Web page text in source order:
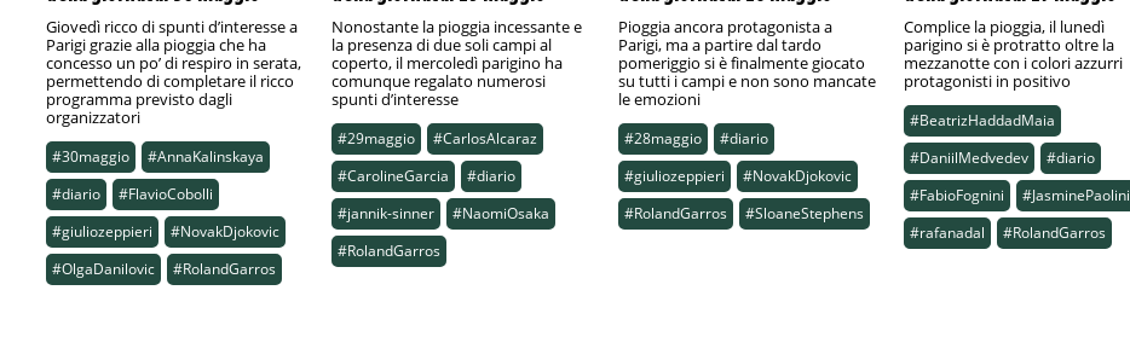
Giovedì ricco di spunti d’interesse a
Parigi grazie alla pioggia che ha
concesso un po’ di respiro in serata,
permettendo di completare il ricco
programma previsto dagli
organizzatori
#30maggio
#AnnaKalinskaya
#diario
#FlavioCobolli
#giuliozeppieri
#NovakDjokovic
#OlgaDanilovic
#RolandGarros
Nonostante la pioggia incessante e
la presenza di due soli campi al
coperto, il mercoledì parigino ha
comunque regalato numerosi
spunti d’interesse
#29maggio
#CarlosAlcaraz
#CarolineGarcia
#diario
#jannik-sinner
#NaomiOsaka
#RolandGarros
Pioggia ancora protagonista a
Parigi, ma a partire dal tardo
pomeriggio si è finalmente giocato
su tutti i campi e non sono mancate
le emozioni
#28maggio
#diario
#giuliozeppieri
#NovakDjokovic
#RolandGarros
#SloaneStephens
Complice la pioggia, il lunedì
parigino si è protratto oltre la
mezzanotte con i colori azzurri
protagonisti in positivo
#BeatrizHaddadMaia
#DaniilMedvedev
#diario
#FabioFognini
#JasminePaolini
#rafanadal
#RolandGarros